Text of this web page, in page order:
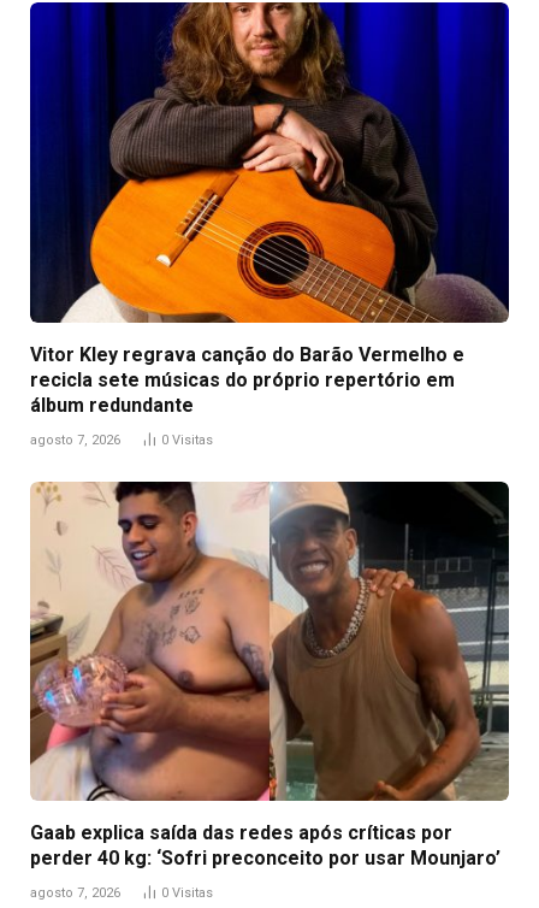
Vitor Kley regrava canção do Barão Vermelho e
recicla sete músicas do próprio repertório em
álbum redundante
agosto 7, 2026 0 Visitas
Gaab explica saída das redes após críticas por
perder 40 kg: ‘Sofri preconceito por usar Mounjaro’
agosto 7, 2026 0 Visitas